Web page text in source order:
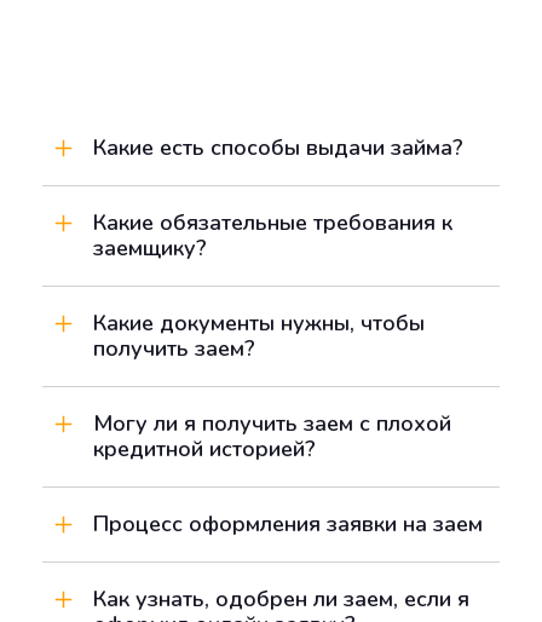
Какие есть способы выдачи займа?
Вы заполняетеонлайн-заявку на заем на
банковскую карту, в течение 5-7 минут вам
обязательно придет ответ о нашем решении
по смс и на электронную почту. Если ваша
заявка будет одобрена, с Вами заключается
договор-оферта, и в течении 1 часа деньги
поступают на вашу банковскую карту.
Какие обязательные требования к
заемщику?
Заем выдается гражданам РФ в возрасте от 21
до 64 лет.
Какие документы нужны, чтобы
получить заем?
Паспорт гражданина РФ и постоянная
регистрация на территории РФ.
Могу ли я получить заем с плохой
кредитной историей?
Если не было решений суда о взыскании
долгов по кредитам, то Вам могут одобрить
Процесс оформления заявки на заем
1. На калькуляторе рядом или поэтой ссылке
Вы выбираете нужную Вам сумму и срок,
Как узнать, одобрен ли заем, если я